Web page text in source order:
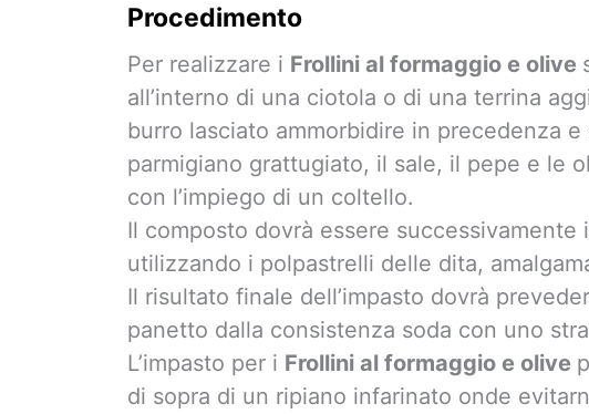
Procedimento
Per realizzare i Frollini al formaggio e olive
all’interno di una ciotola o di una terrina
burro lasciato ammorbidire in precedenza
parmigiano grattugiato, il sale, il pepe e le
con l’impiego di un coltello.
Il composto dovrà essere
utilizzando i polpastrelli delle dita,
Il risultato finale dell’impasto dovrà
panetto dalla consistenza soda con uno
L’impasto per i Frollini al formaggio e olive
di sopra di un ripiano infarinato onde